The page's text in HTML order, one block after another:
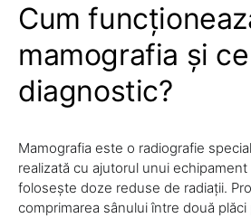
Cum
mamografia și
diagnostic?
Mamografia este o radiografie
realizată cu ajutorul unui
folosește doze reduse de radiații.
comprimarea sânului între două